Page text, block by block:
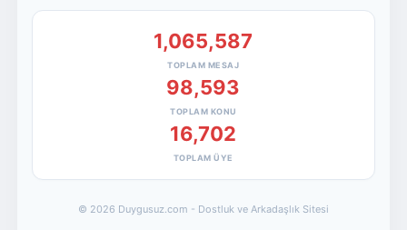
1,065,587
TOPLAM MESAJ
98,593
TOPLAM KONU
16,702
TOPLAM ÜYE
© 2026 Duygusuz.com - Dostluk ve Arkadaşlık Sitesi